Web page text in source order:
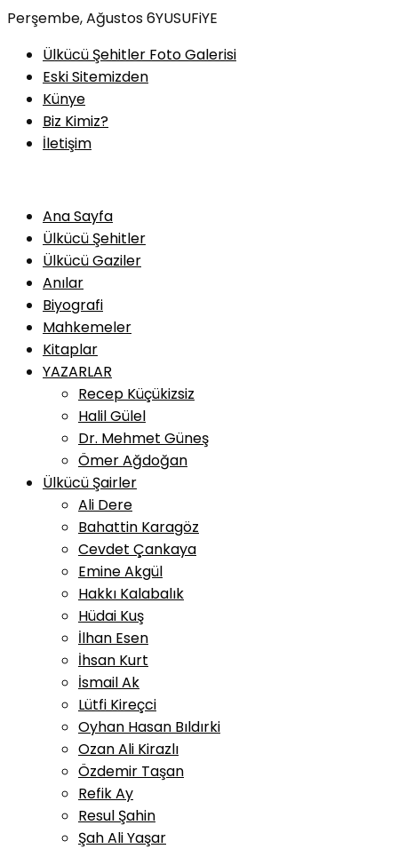
Skip
content
Perşembe, Ağustos 6YUSUFiYE
Ülkücü Şehitler Foto Galerisi
Eski Sitemizden
Künye
Biz Kimiz?
İletişim
Ana Sayfa
Ülkücü Şehitler
Ülkücü Gaziler
Anılar
Biyografi
Mahkemeler
Kitaplar
YAZARLAR
Recep Küçükizsiz
Halil Gülel
Dr. Mehmet Güneş
Ömer Ağdoğan
Ülkücü Şairler
Ali Dere
Bahattin Karagöz
Cevdet Çankaya
Emine Akgül
Hakkı Kalabalık
Hüdai Kuş
İlhan Esen
İhsan Kurt
İsmail Ak
Lütfi Kireçci
Oyhan Hasan Bıldırki
Ozan Ali Kirazlı
Özdemir Taşan
Refik Ay
Resul Şahin
Şah Ali Yaşar